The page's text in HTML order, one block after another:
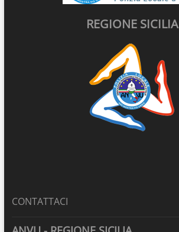
REGIONE SICILIA
CONTATTACI